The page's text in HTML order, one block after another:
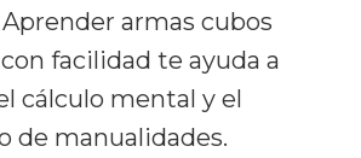
armas cubos
facilidad te ayuda a
cálculo mental y el
de manualidades.